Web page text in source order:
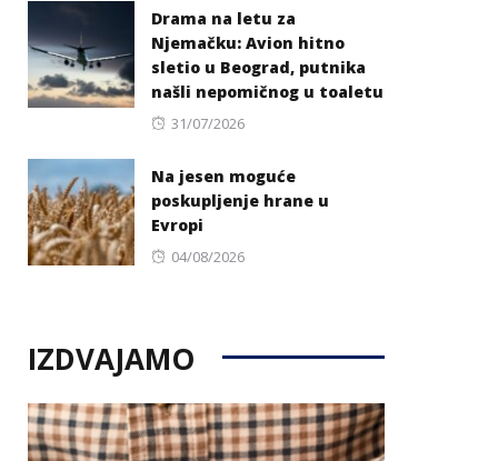
Drama na letu za
Njemačku: Avion hitno
sletio u Beograd, putnika
našli nepomičnog u toaletu
Posted
31/07/2026
Na jesen moguće
poskupljenje hrane u
Evropi
Posted
04/08/2026
IZDVAJAMO